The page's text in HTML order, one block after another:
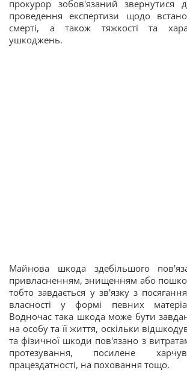
прокурор зобов'язаний звернутися
проведення експертизи щодо
смерті, а також тяжкості та
ушкоджень.
Майнова шкода здебільшого
привласненням, знищенням або
тобто завдається у зв'язку з
власності у формі певних
Водночас така шкода може бути
на особу та її життя, оскільки
та фізичної шкоди пов'язано з
протезування, посилене
працездатності, на поховання тощо.